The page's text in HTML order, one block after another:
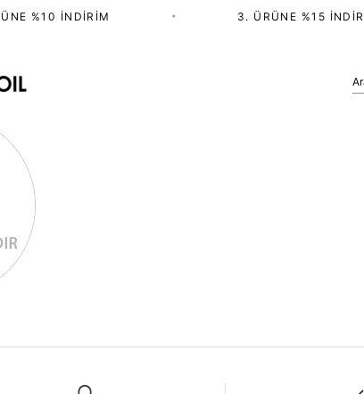
%10 İNDIRIM 3. ÜRÜNE %15